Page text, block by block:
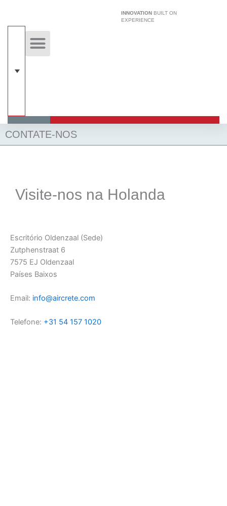
conteúdo
INNOVATION BUILT ON
EXPERIENCE
CONTATE-NOS
Visite-nos na Holanda
Escritório Oldenzaal (Sede)
Zutphenstraat 6
7575 EJ Oldenzaal
Países Baixos
Email: info@aircrete.com
Telefone: +31 54 157 1020